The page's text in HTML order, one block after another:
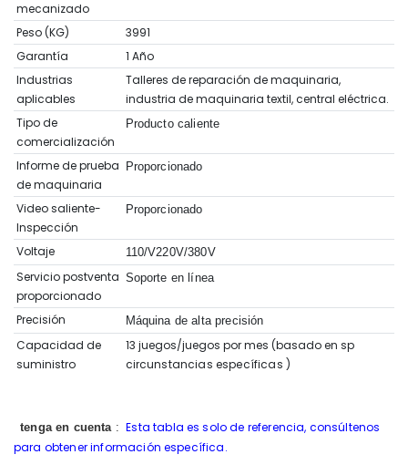
mecanizado
Peso (KG)
3991
Garantía
1 Año
Industrias
aplicables
Talleres de reparación de maquinaria,
industria de maquinaria textil, central eléctrica.
Tipo de
comercialización
Producto caliente
Informe de prueba
de maquinaria
Proporcionado
Video saliente-
Inspección
Proporcionado
Voltaje 110/V220V/380V
Servicio postventa
proporcionado
Soporte en línea
Precisión Máquina de alta precisión
Capacidad de
suministro
13 juegos/juegos por mes (basado en sp
circunstancias específicas )
tenga en cuenta : Esta tabla es solo de referencia, consúltenos
para obtener información específica.